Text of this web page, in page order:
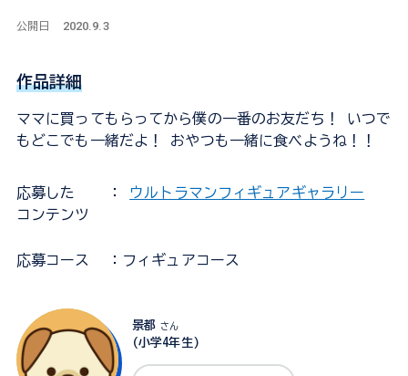
公開日 2020.9.3
作品詳細
ママに買ってもらってから僕の一番のお友だち！ いつで
もどこでも一緒だよ！ おやつも一緒に食べようね！！
応募した
コンテンツ
： ウルトラマンフィギュアギャラリー
応募コース ：フィギュアコース
景都 さん
(小学4年生)